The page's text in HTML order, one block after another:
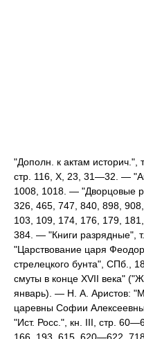
"Дополн. к актам историч.",
стр. 116, X, 23, 31—32. —
1008, 1018. — "Дворцовые
326, 465, 747, 840, 898,
103, 109, 174, 176, 179,
384. — "Книги разрядные",
"Царствование царя
стрелецкого бунта", СПб.,
смуты в конце ХVII века"
январь). — Н. А. Аристов:
царевны Софии
"Ист. Росс.", кн. III, стр.